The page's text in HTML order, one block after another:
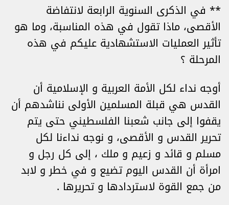
** في الذكرى السنوية الرابعة لانتفاضة
الأقصى، ماذا تقول في هذه المناسبة، وما هو
تأثير العمليات الاستشهادية عليكم في هذه
المرحلة ؟
أوجه نداء لكل الأمة العربية و الإسلامية أن
القدس هي قبلة المسلمين الأولى نناشدهم أن
يقفوا إلى جانب شعبنا الفلسطيني حتى يتم
تحرير القدس و الأقصى، و نوجه نداءنا لكل
مسلم و قائد و زعيم و ملك ، إلى كل رجل و
امرأة أن القدس اليوم تضيع و في خطر و لابد
من جمع القوة لاستردادها و تحريرها .